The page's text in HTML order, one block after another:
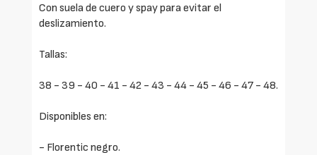
Con suela de cuero y spay para evitar el
deslizamiento.
Tallas:
38 - 39 - 40 - 41 - 42 - 43 - 44 - 45 - 46 - 47 - 48.
Disponibles en:
- Florentic negro.